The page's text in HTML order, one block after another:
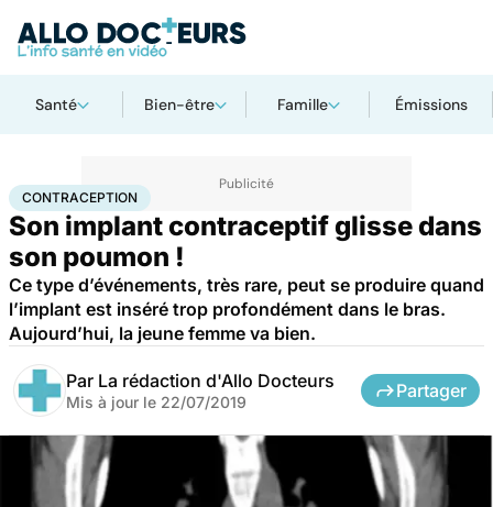
Santé Bien-être Famille Émissions
AccueilSantéContraception
CONTRACEPTION
Son implant contraceptif glisse dans
son poumon !
Ce type d’événements, très rare, peut se produire quand
l’implant est inséré trop profondément dans le bras.
Aujourd’hui, la jeune femme va bien.
Par La rédaction d'Allo Docteurs
Mis à jour le 22/07/2019
Partager